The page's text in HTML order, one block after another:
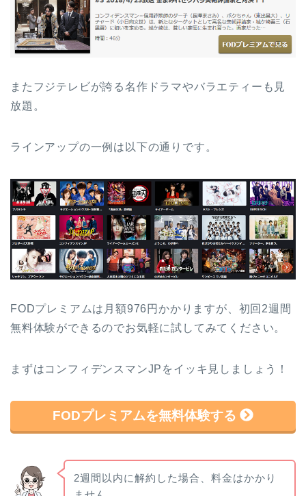
またフジテレビが誇る名作ドラマやバラエティーも見
放題。
ラインアップの一例は以下の通りです。
FODプレミアムは月額976円かかりますが、初回2週間
無料体験ができるのでお気軽に試してみてください。
まずはコンフィデンスマンJPをイッキ見しましょう！
FODプレミアムを無料体験する
2週間以内に解約した場合、料金はかかり